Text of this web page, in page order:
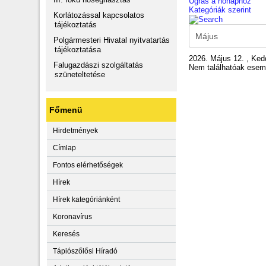
Korlátozással kapcsolatos
tájékoztatás
Polgármesteri Hivatal nyitvatartás
tájékoztatása
Falugazdászi szolgáltatás
szüneteltetése
Főmenü
Hirdetmények
Címlap
Fontos elérhetőségek
Hírek
Hírek kategóriánként
Koronavírus
Keresés
Tápiószőlősi Híradó
Kategóriák szerint
2026. Május 12. ,
Nem találhatóak